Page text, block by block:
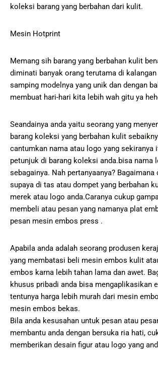
koleksi barang yang berbahan dari kulit.
Mesin Hotprint
Memang sih barang yang berbahan kulit
diminati banyak orang terutama di
samping modelnya yang unik dan dengan
membuat hari-hari kita lebih wah gitu ya
Seandainya anda yaitu seorang yang
barang koleksi yang berbahan kulit
cantumkan nama atau logo yang sekiranya
petunjuk di barang koleksi anda.bisa nama
sebagainya. Nah pertanyaanya? Bagaimana
supaya di tas atau dompet yang berbahan
merek atau logo anda.Caranya cukup
membeli atau pesan yang namanya plat
pesan mesin embos press .
Apabila anda adalah seorang produsen
yang membatasi beli mesin embos kulit
embos karna lebih tahan lama dan awet.
khusus pribadi anda bisa mengaplikasikan
tentunya harga lebih murah dari mesin
mesin embos bekas.
Bila anda kesusahan untuk pesan atau
membantu anda dengan bersuka ria hati,
memberikan desain figur atau logo yang